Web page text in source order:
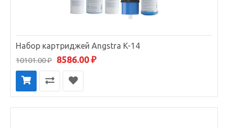
Набор картриджей Angstra K-14
10101.00 ₽ 8586.00 ₽